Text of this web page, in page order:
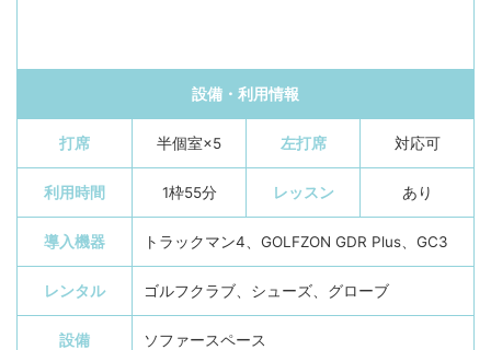
設備・利用情報
打席 半個室×5 左打席 対応可
利用時間 1枠55分 レッスン あり
導入機器 トラックマン4、GOLFZON GDR Plus、GC3
レンタル ゴルフクラブ、シューズ、グローブ
設備 ソファースペース